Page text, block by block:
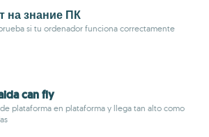
на знание ПК
si tu ordenador funciona correctamente
can fly
plataforma en plataforma y llega tan alto como